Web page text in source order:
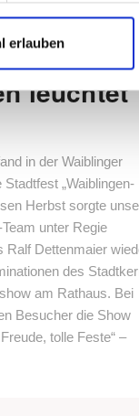
erlauben
im
leuchtet
in der Waiblinger
„Waiblingen-
Herbst sorgte
unter Regie
Ralf Dettenmaier
des
am Rathaus. Bei
Besucher die Show
tolle Feste“ –